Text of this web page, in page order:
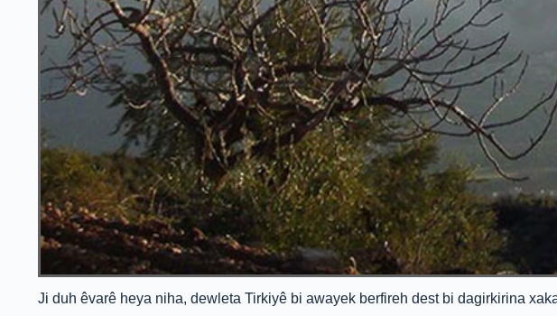
Ji duh êvarê heya niha, dewleta Tirkiyê bi awayek berfireh dest bi dagirkirina